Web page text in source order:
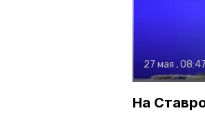
27 мая , 08:47
На